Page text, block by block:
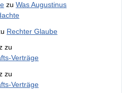
zu Was Augustinus
Rechter Glaube
zu
Verträge
zu
Verträge